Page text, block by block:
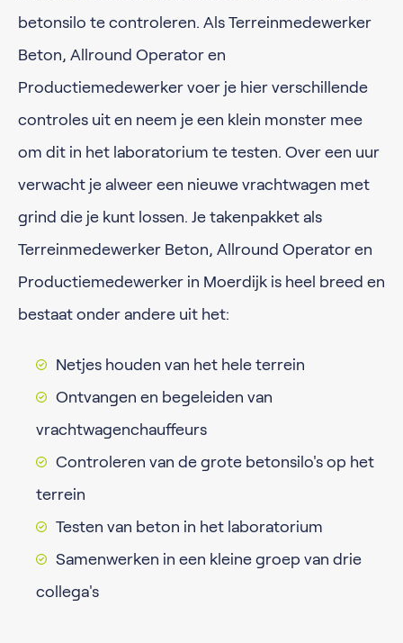
betonsilo te controleren. Als Terreinmedewerker
Beton, Allround Operator en
Productiemedewerker voer je hier verschillende
controles uit en neem je een klein monster mee
om dit in het laboratorium te testen. Over een uur
verwacht je alweer een nieuwe vrachtwagen met
grind die je kunt lossen. Je takenpakket als
Terreinmedewerker Beton, Allround Operator en
Productiemedewerker in Moerdijk is heel breed en
bestaat onder andere uit het:
Netjes houden van het hele terrein
Ontvangen en begeleiden van
vrachtwagenchauffeurs
Controleren van de grote betonsilo's op het
terrein
Testen van beton in het laboratorium
Samenwerken in een kleine groep van drie
collega's